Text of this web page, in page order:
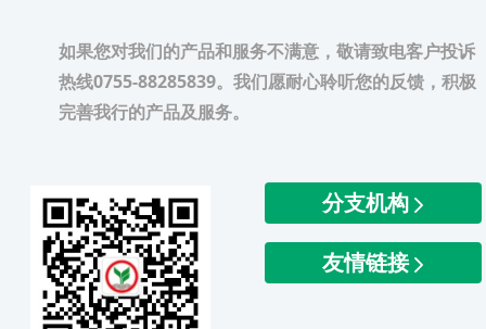
如果您对我们的产品和服务不满意，敬请致电客户投诉
热线0755-88285839。我们愿耐心聆听您的反馈，积极
完善我行的产品及服务。
分支机构
友情链接